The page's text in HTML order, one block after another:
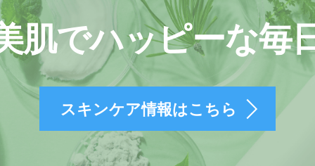
肌でハッピーな毎
スキンケア情報はこちら